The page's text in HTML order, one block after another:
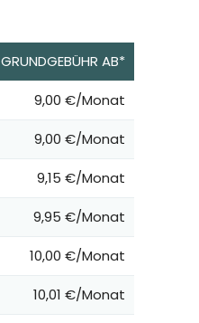
GRUNDGEBÜHR AB*
9,00 €/Monat
9,00 €/Monat
9,15 €/Monat
9,95 €/Monat
10,00 €/Monat
10,01 €/Monat